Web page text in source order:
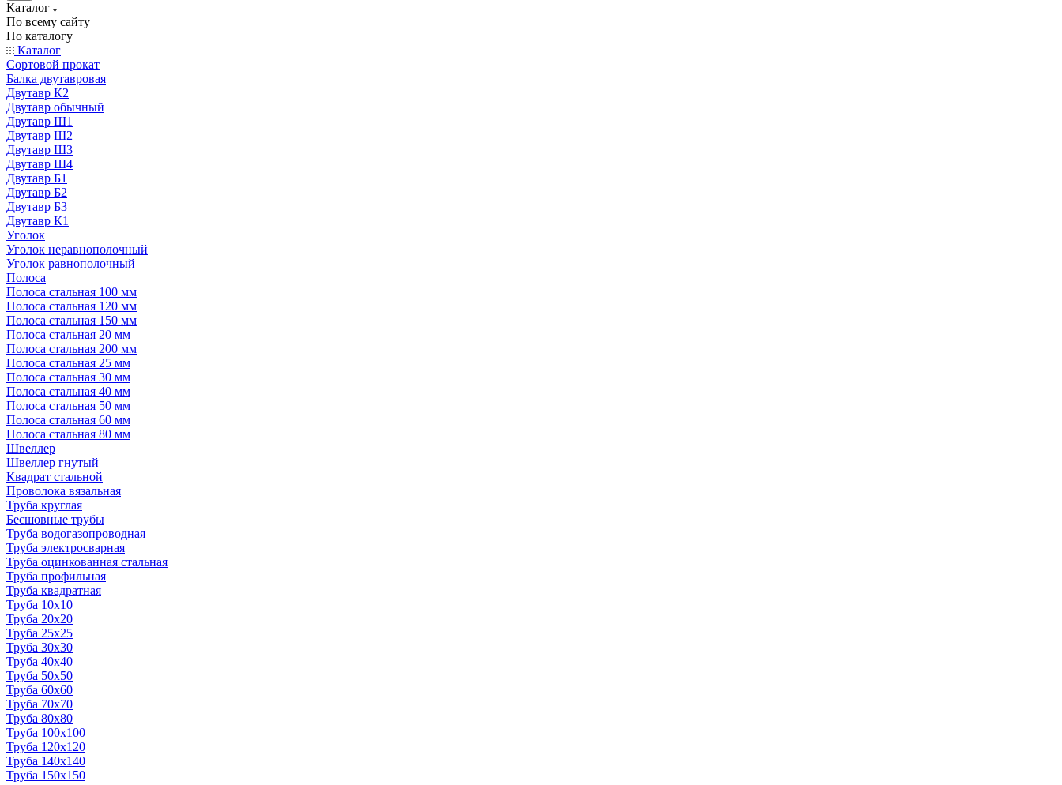
Каталог
По всему сайту
По каталогу
Каталог
Сортовой прокат
Балка двутавровая
Двутавр К2
Двутавр обычный
Двутавр Ш1
Двутавр Ш2
Двутавр Ш3
Двутавр Ш4
Двутавр Б1
Двутавр Б2
Двутавр Б3
Двутавр К1
Уголок
Уголок неравнополочный
Уголок равнополочный
Полоса
Полоса стальная 100 мм
Полоса стальная 120 мм
Полоса стальная 150 мм
Полоса стальная 20 мм
Полоса стальная 200 мм
Полоса стальная 25 мм
Полоса стальная 30 мм
Полоса стальная 40 мм
Полоса стальная 50 мм
Полоса стальная 60 мм
Полоса стальная 80 мм
Швеллер
Швеллер гнутый
Квадрат стальной
Проволока вязальная
Труба круглая
Бесшовные трубы
Труба водогазопроводная
Труба электросварная
Труба оцинкованная стальная
Труба профильная
Труба квадратная
Труба 10x10
Труба 20x20
Труба 25x25
Труба 30x30
Труба 40x40
Труба 50x50
Труба 60x60
Труба 70x70
Труба 80x80
Труба 100x100
Труба 120x120
Труба 140x140
Труба 150x150